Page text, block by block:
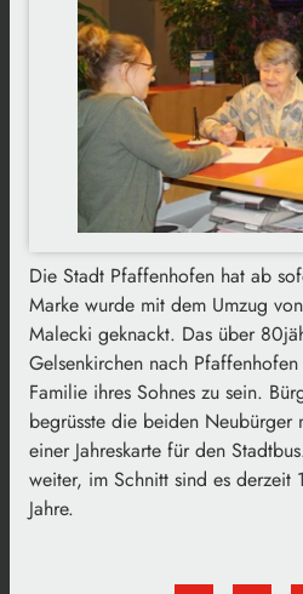
Die Stadt Pfaffenhofen hat ab
Marke wurde mit dem Umzug
Malecki geknackt. Das über
Gelsenkirchen nach
Familie ihres Sohnes zu sein.
begrüsste die beiden Neubürger
einer Jahreskarte für den
weiter, im Schnitt sind es
Jahre.